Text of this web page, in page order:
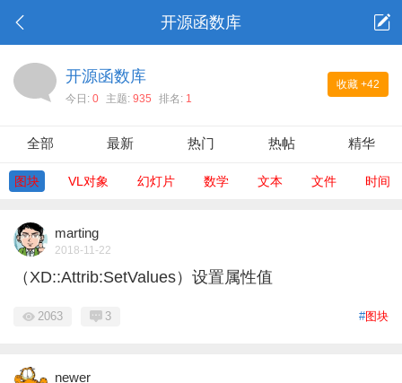
开源函数库
收藏 +42
开源函数库
今日: 0 主题: 935 排名: 1
全部 最新 热门 热帖 精华
图块 VL对象 幻灯片 数学 文本 文件 时间
marting
2018-11-22
（XD::Attrib:SetValues）设置属性值
#图块
2063 3
newer